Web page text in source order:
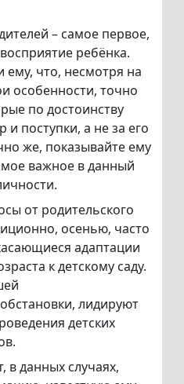
– самое первое,
ребёнка.
ему, что, несмотря на
особенности, точно
по достоинству
и поступки, а не за его
же, показывайте ему
важное в данный
от родительского
осенью, часто
адаптации
к детскому саду.
лидируют
детских
в данных случаях,